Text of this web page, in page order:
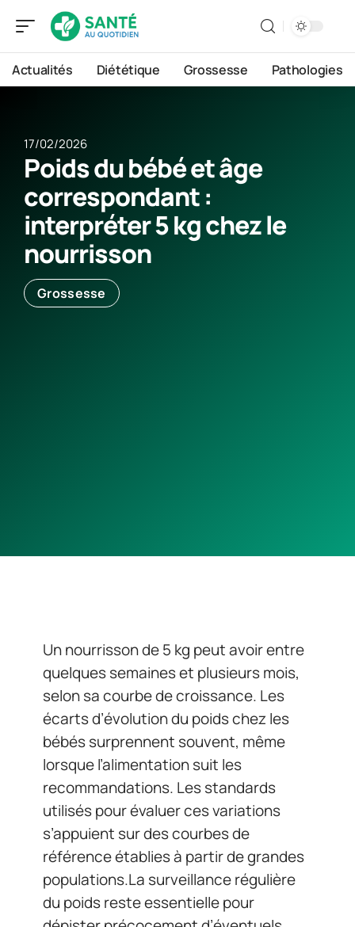
Actualités Diététique Grossesse Pathologies
17/02/2026
Poids du bébé et âge
correspondant :
interpréter 5 kg chez le
nourrisson
Grossesse
Un nourrisson de 5 kg peut avoir entre
quelques semaines et plusieurs mois,
selon sa courbe de croissance. Les
écarts d’évolution du poids chez les
bébés surprennent souvent, même
lorsque l’alimentation suit les
recommandations. Les standards
utilisés pour évaluer ces variations
s’appuient sur des courbes de
référence établies à partir de grandes
populations.La surveillance régulière
du poids reste essentielle pour